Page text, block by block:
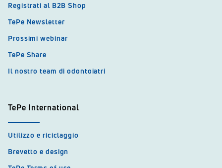
Registrati al B2B Shop
TePe Newsletter
Prossimi webinar
TePe Share
Il nostro team di odontoiatri
TePe International
Utilizzo e riciclaggio
Brevetto e design